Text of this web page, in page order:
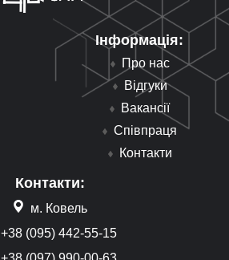
Інформація:
Про нас
Відгуки
Вакансії
Співпраця
Контакти
Контакти:
м. Ковель
+38 (095) 442-55-15